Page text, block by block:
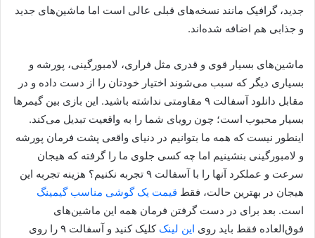
جدید، گرافیک مانند نسخه‌های قبلی عالی است اما ماشین‌های جدید
و جذابی هم اضافه شده‌اند.
ماشین‌های بسیار قوی و قدری مثل فراری، لامبورگینی، پورشه و
بسیاری دیگر که سبب می‌شوند اختیار خودتان را از دست داده و در
مقابل دانلود آسفالت ۹ مقاومتی نداشته باشید. این بازی بین گیمرها
بسیار محبوب است؛ چون رویای شما را به واقعیت تبدیل می‌کند.
اینطور نیست که همه ما بتوانیم در دنیای واقعی پشت فرمان پورشه
و لامبورگینی بنشینیم اما چه کسی جلوی ما را گرفته که هیجان
سرعت و عملکرد آنها را با آسفالت ۹ تجربه نکنیم؟ هزینه تجربه این
هیجان در بهترین حالت، فقط قیمت یک گوشی مناسب گیمینگ
است. بعد برای در دست گرفتن فرمان همه این ماشین‌های
فوق‌العاده فقط باید روی این لینک
کلیک کنید و آسفالت ۹ را روی